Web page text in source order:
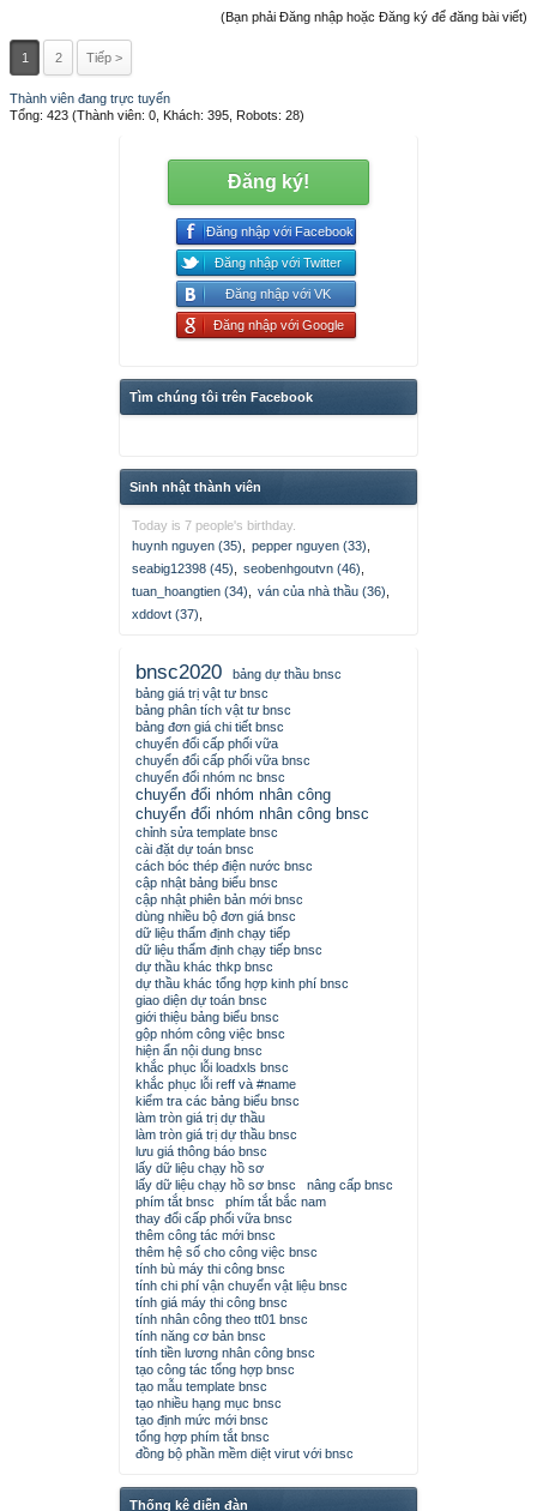
(Bạn phải Đăng nhập hoặc Đăng ký để đăng bài viết)
1 2 Tiếp >
Thành viên đang trực tuyến
Tổng: 423 (Thành viên: 0, Khách: 395, Robots: 28)
Đăng ký!
Đăng nhập với Facebook
Đăng nhập với Twitter
Đăng nhập với VK
Đăng nhập với Google
Tìm chúng tôi trên Facebook
Sinh nhật thành viên
Today is 7 people's birthday.
huynh nguyen (35)
pepper nguyen (33)
seabig12398 (45)
seobenhgoutvn (46)
tuan_hoangtien (34)
ván của nhà thầu (36)
xddovt (37)
bnsc2020
bảng dự thầu bnsc
bảng giá trị vật tư bnsc
bảng phân tích vật tư bnsc
bảng đơn giá chi tiết bnsc
chuyển đổi cấp phối vữa
chuyển đổi cấp phối vữa bnsc
chuyển đổi nhóm nc bnsc
chuyển đổi nhóm nhân công
chuyển đổi nhóm nhân công bnsc
chỉnh sửa template bnsc
cài đặt dự toán bnsc
cách bóc thép điện nước bnsc
cập nhật bảng biểu bnsc
cập nhật phiên bản mới bnsc
dùng nhiều bộ đơn giá bnsc
dữ liệu thẩm định chạy tiếp
dữ liệu thẩm định chạy tiếp bnsc
dự thầu khác thkp bnsc
dự thầu khác tổng hợp kinh phí bnsc
giao diện dự toán bnsc
giới thiệu bảng biểu bnsc
gộp nhóm công việc bnsc
hiện ẩn nội dung bnsc
khắc phục lỗi loadxls bnsc
khắc phục lỗi reff và #name
kiểm tra các bảng biểu bnsc
làm tròn giá trị dự thầu
làm tròn giá trị dự thầu bnsc
lưu giá thông báo bnsc
lấy dữ liệu chạy hồ sơ
lấy dữ liệu chạy hồ sơ bnsc
nâng cấp bnsc
phím tắt bnsc
phím tắt bắc nam
thay đổi cấp phối vữa bnsc
thêm công tác mới bnsc
thêm hệ số cho công việc bnsc
tính bù máy thi công bnsc
tính chi phí vận chuyển vật liệu bnsc
tính giá máy thi công bnsc
tính nhân công theo tt01 bnsc
tính năng cơ bản bnsc
tính tiền lương nhân công bnsc
tạo công tác tổng hợp bnsc
tạo mẫu template bnsc
tạo nhiều hạng mục bnsc
tạo định mức mới bnsc
tổng hợp phím tắt bnsc
đồng bộ phần mềm diệt virut với bnsc
Thống kê diễn đàn